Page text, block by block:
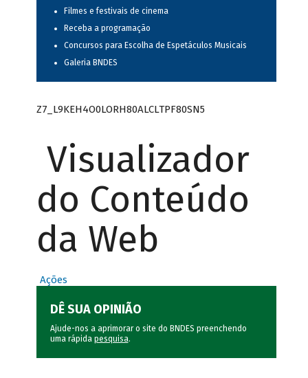
Filmes e festivais de cinema
Receba a programação
Concursos para Escolha de Espetáculos Musicais
Galeria BNDES
Z7_L9KEH4O0LORH80ALCLTPF80SN5
Visualizador
do Conteúdo
da Web
Ações
DÊ SUA OPINIÃO
Ajude-nos a aprimorar o site do BNDES preenchendo
uma rápida pesquisa.